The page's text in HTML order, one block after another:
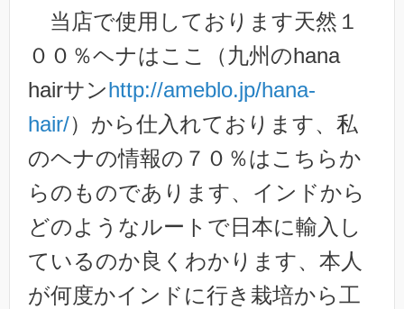
当店で使用しております天然１
００％ヘナはここ（九州のhana
hairサンhttp://ameblo.jp/hana-
hair/）から仕入れております、私
のヘナの情報の７０％はこちらか
らのものであります、インドから
どのようなルートで日本に輸入し
ているのか良くわかります、本人
が何度かインドに行き栽培から工